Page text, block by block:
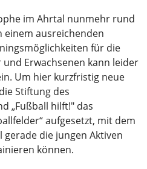
im Ahrtal nunmehr rund
einem ausreichenden
für die
Erwachsenen kann leider
Um hier kurzfristig neue
Stiftung des
„Fußball hilft!" das
aufgesetzt, mit dem
gerade die jungen Aktiven
können.